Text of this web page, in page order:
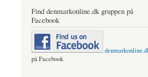
Find denmarkonline.dk gruppen på
Facebook
på Facebook